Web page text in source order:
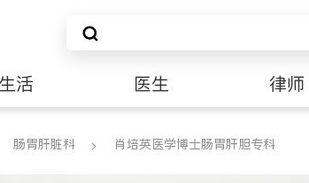
生活 医生 律师
利组织
肠胃肝脏科 肖培英医学博士肠胃肝胆专科